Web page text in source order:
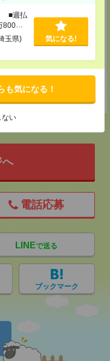
■週払
円
玉県)
気になる!
も気になる！
ない
ネスパークサウスタワー
レゼント中★
へ
電話応募
LINEで送る
ブックマーク